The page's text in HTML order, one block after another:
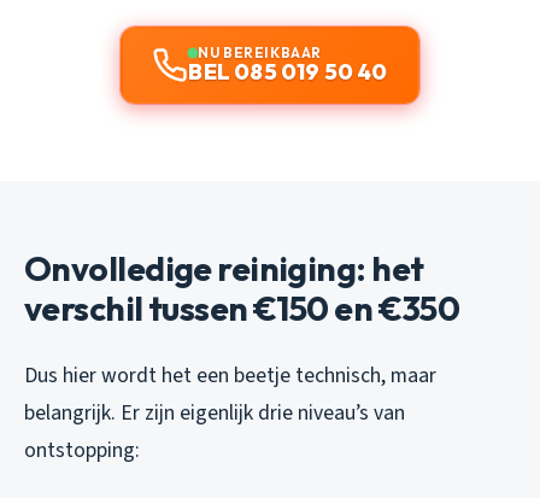
NU BEREIKBAAR
BEL 085 019 50 40
Onvolledige reiniging: het
verschil tussen €150 en €350
Dus hier wordt het een beetje technisch, maar
belangrijk. Er zijn eigenlijk drie niveau’s van
ontstopping: